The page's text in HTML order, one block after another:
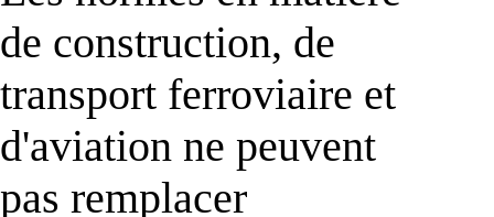
de construction, de
transport ferroviaire et
d'aviation ne peuvent
pas remplacer